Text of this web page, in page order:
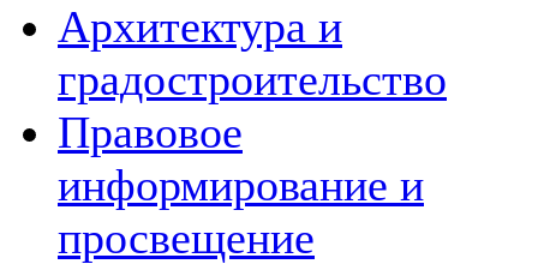
Архитектура и
градостроительство
Правовое
информирование и
просвещение